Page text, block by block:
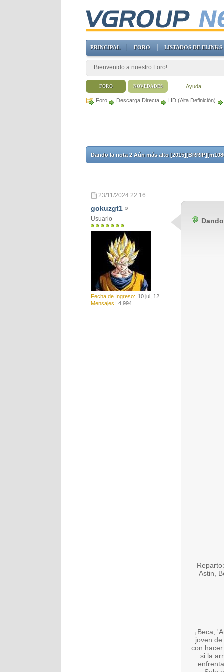
Foro Descarga Directa HD (Alta Definición)
Dando la nota 2 Aún más alto
23/11/2024 22:16
gokuzgt1
Usuario
Fecha de Ingreso
10 jul, 12
Mensajes
4,994
Astin,
¡Beca,
joven
con
si la
PRINCIPAL FORO LISTADOS DE ELINKS
Bienvenido a nuestro Foro!
FORO Ayuda
NOVEDADES